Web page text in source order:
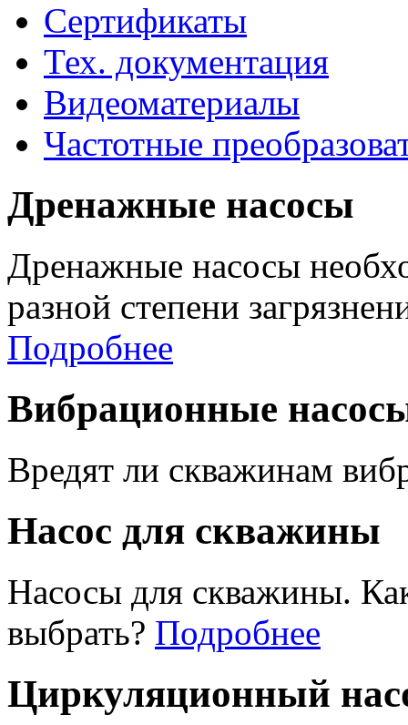
Сертификаты
Тех. документация
Видеоматериалы
Частотные
Дренажные насосы
Дренажные насосы
разной степени
Подробнее
Вибрационные
Вредят ли скважинам
Насос для скважины
Насосы для скважины.
выбрать? Подробнее
Циркуляционный